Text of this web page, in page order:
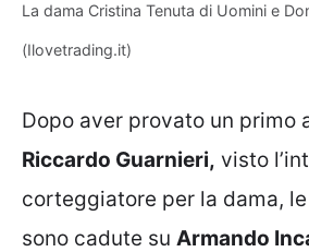
La dama Cristina Tenuta di Uomini e
(Ilovetrading.it)
Dopo aver provato un primo
Riccardo Guarnieri, visto
corteggiatore per la dama,
sono cadute su Armando